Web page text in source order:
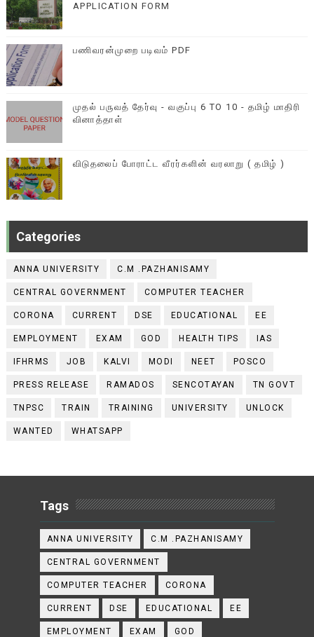
APPLICATION FORM
பணிவரன்முறை படிவம் PDF
முதல் பருவத் தேர்வு - வகுப்பு 6 TO 10 - தமிழ் மாதிரி
வினாத்தாள்
விடுதலைப் போராட்ட வீரர்களின் வரலாறு ( தமிழ் )
Categories
ANNA UNIVERSITY C.M .PAZHANISAMY
CENTRAL GOVERNMENT COMPUTER TEACHER
CORONA CURRENT DSE EDUCATIONAL EE
EMPLOYMENT EXAM GOD HEALTH TIPS IAS
IFHRMS JOB KALVI MODI NEET POSCO
PRESS RELEASE RAMADOS SENCOTAYAN TN GOVT
TNPSC TRAIN TRAINING UNIVERSITY UNLOCK
WANTED WHATSAPP
Tags
ANNA UNIVERSITY C.M .PAZHANISAMY
CENTRAL GOVERNMENT
COMPUTER TEACHER CORONA
CURRENT DSE EDUCATIONAL EE
EMPLOYMENT EXAM GOD